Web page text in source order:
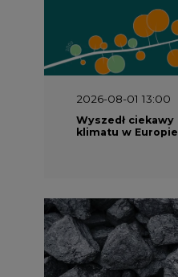
2026-08-01 13:00
Wyszedł
klimatu w Europie